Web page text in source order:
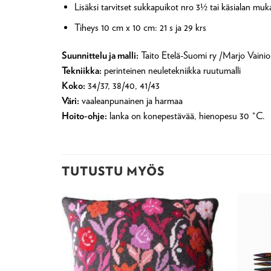
Lisäksi tarvitset sukkapuikot nro 3½ tai käsialan
Tiheys 10 cm x 10 cm: 21 s ja 29 krs
Suunnittelu ja malli: Taito Etelä-Suomi ry /Marjo Vainio
Tekniikka: perinteinen neuletekniikka ruutumalli
Koko: 34/37, 38/40, 41/43
Väri: vaaleanpunainen ja harmaa
Hoito-ohje: lanka on konepestävää, hienopesu 30 °C.
TUTUSTU MYÖS